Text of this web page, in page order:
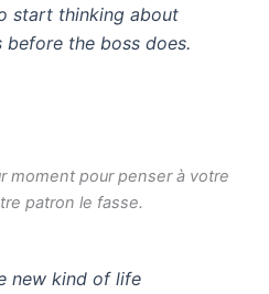
start thinking about
before the boss does.
moment pour penser à votre
patron le fasse.
new kind of life